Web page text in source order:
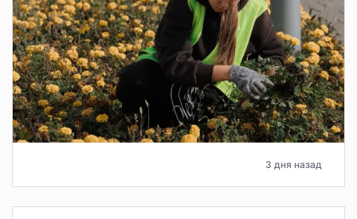
3 дня назад